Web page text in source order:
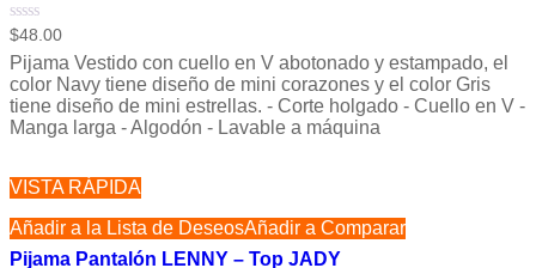
Valorado
0
de
5
$48.00
Pijama Vestido con cuello en V abotonado y estampado, el
color Navy tiene diseño de mini corazones y el color Gris
tiene diseño de mini estrellas. - Corte holgado - Cuello en V -
Manga larga - Algodón - Lavable a máquina
VISTA RÁPIDA
Añadir a la Lista de DeseosAñadir a Comparar
Pijama Pantalón LENNY – Top JADY